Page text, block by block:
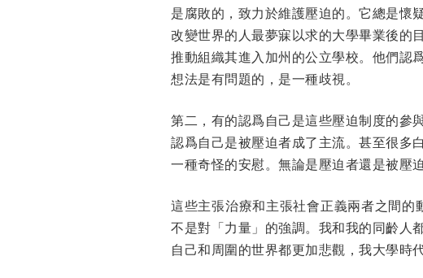
是腐敗的，致力於維護壓迫的。它總是
改變世界的人最夢寐以求的大學畢業後
推動組織其進入加州的公立學校。他們認
想法是有問題的，是一種歧視。
第二，有的認爲自己是這些壓迫制度的參
認爲自己是被壓迫者成了主流。甚至很
一種奇怪的安慰。無論是壓迫者還是被壓
這些主張治療和主張社會正義兩者之間的
不是對「力量」的強調。我和我的同齡人
自己和周圍的世界都更加悲觀，我大學時